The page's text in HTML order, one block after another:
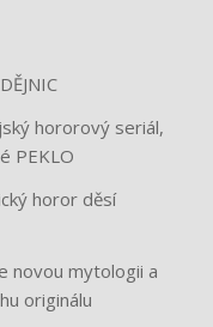
hororový seriál,
PEKLO
horor děsí
novou mytologii a
originálu